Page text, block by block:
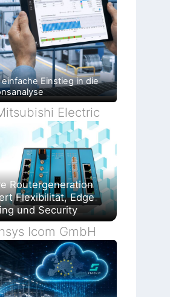
Einstieg in die
Electric
Routergeneration
Flexibilität, Edge
und Security
Icom GmbH